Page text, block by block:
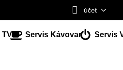
účet
TV Servis Kávovar Servis